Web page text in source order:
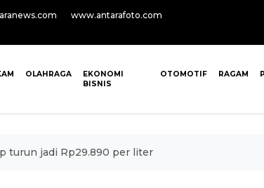
www.antarafoto.com
OLAHRAGA
EKONOMI
BISNIS
OTOMOTIF RAGAM
turun jadi Rp29.890 per liter